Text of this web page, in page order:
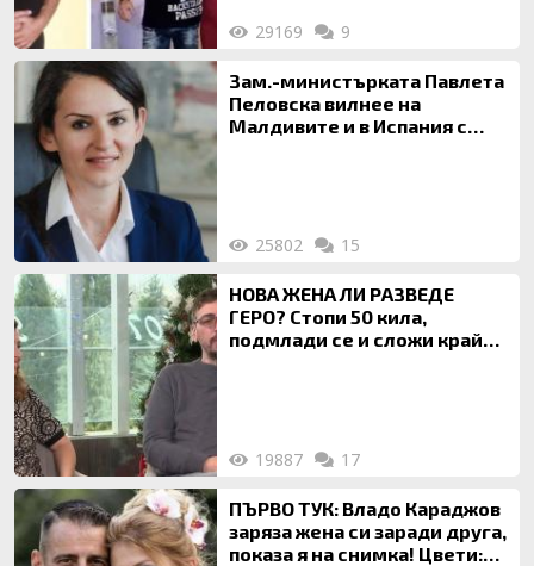
29169 9
Зам.-министърката Павлета
Пеловска вилнее на
Малдивите и в Испания с
25802 15
НОВА ЖЕНА ЛИ РАЗВЕДЕ
ГЕРО? Стопи 50 кила,
подмлади се и сложи край
19887 17
ПЪРВО ТУК: Владо Караджов
заряза жена си заради друга,
показа я на снимка! Цвети: